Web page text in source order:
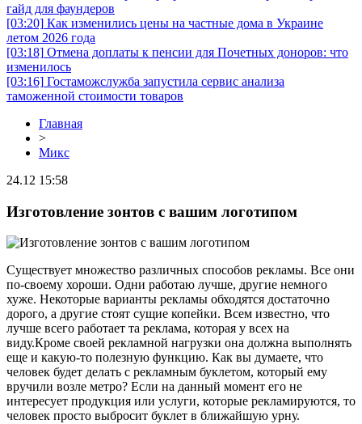
гайд для фаундеров
[03:20] Как изменились цены на частные дома в Украине
летом 2026 года
[03:18] Отмена доплаты к пенсии для Почетных доноров: что
изменилось
[03:16] Гостаможслужба запустила сервис анализа
таможенной стоимости товаров
Главная
>
Микс
24.12 15:58
Изготовление зонтов с вашим логотипом
Существует множество различных способов рекламы. Все они
по-своему хороши. Одни работаю лучше, другие немного
хуже. Некоторые варианты рекламы обходятся достаточно
дорого, а другие стоят сущие копейки. Всем известно, что
лучше всего работает та реклама, которая у всех на
виду.Кроме своей рекламной нагрузки она должна выполнять
еще и какую-то полезную функцию. Как вы думаете, что
человек будет делать с рекламным буклетом, который ему
вручили возле метро? Если на данный момент его не
интересует продукция или услуги, которые рекламируются, то
человек просто выбросит буклет в ближайшую урну.